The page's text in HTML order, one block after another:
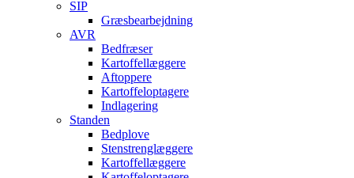
SIP
Græsbearbejdning
AVR
Bedfræser
Kartoffellæggere
Aftoppere
Kartoffeloptagere
Indlagering
Standen
Bedplove
Stenstrenglæggere
Kartoffellæggere